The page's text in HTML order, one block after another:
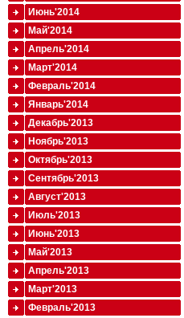
Июнь'2014
Май'2014
Апрель'2014
Март'2014
Февраль'2014
Январь'2014
Декабрь'2013
Ноябрь'2013
Октябрь'2013
Сентябрь'2013
Август'2013
Июль'2013
Июнь'2013
Май'2013
Апрель'2013
Март'2013
Февраль'2013